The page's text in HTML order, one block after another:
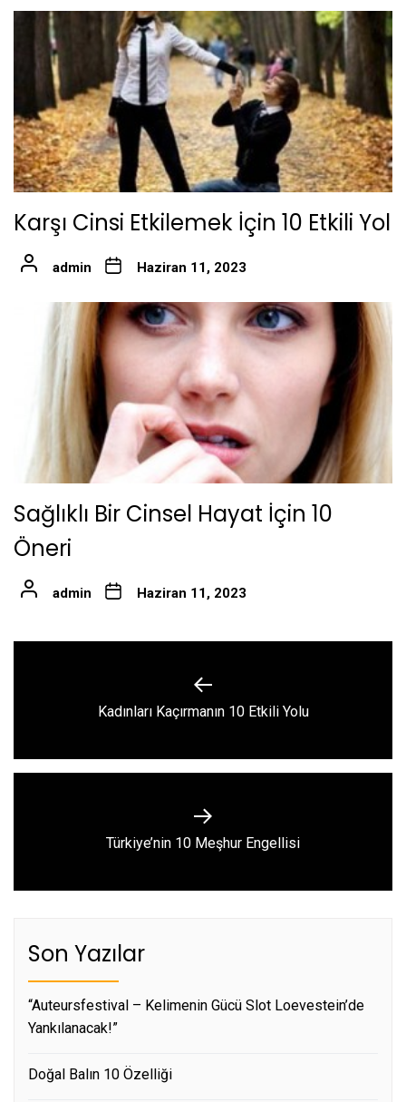
Karşı Cinsi Etkilemek İçin 10 Etkili Yol
admin Haziran 11, 2023
Sağlıklı Bir Cinsel Hayat İçin 10
Öneri
admin Haziran 11, 2023
Previous
Kadınları Kaçırmanın 10 Etkili Yolu
Next
Türkiye’nin 10 Meşhur Engellisi
Son Yazılar
“Auteursfestival – Kelimenin Gücü Slot Loevestein’de
Yankılanacak!”
Doğal Balın 10 Özelliği